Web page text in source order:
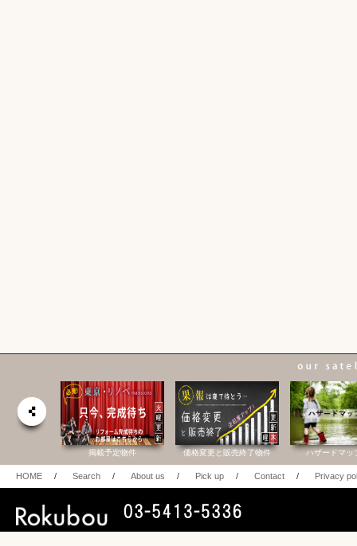
掲載予定物件 価格変更と販売終了物件 ハザードマッ
HOME / Search / About us / Pick up / Contact / Privacy